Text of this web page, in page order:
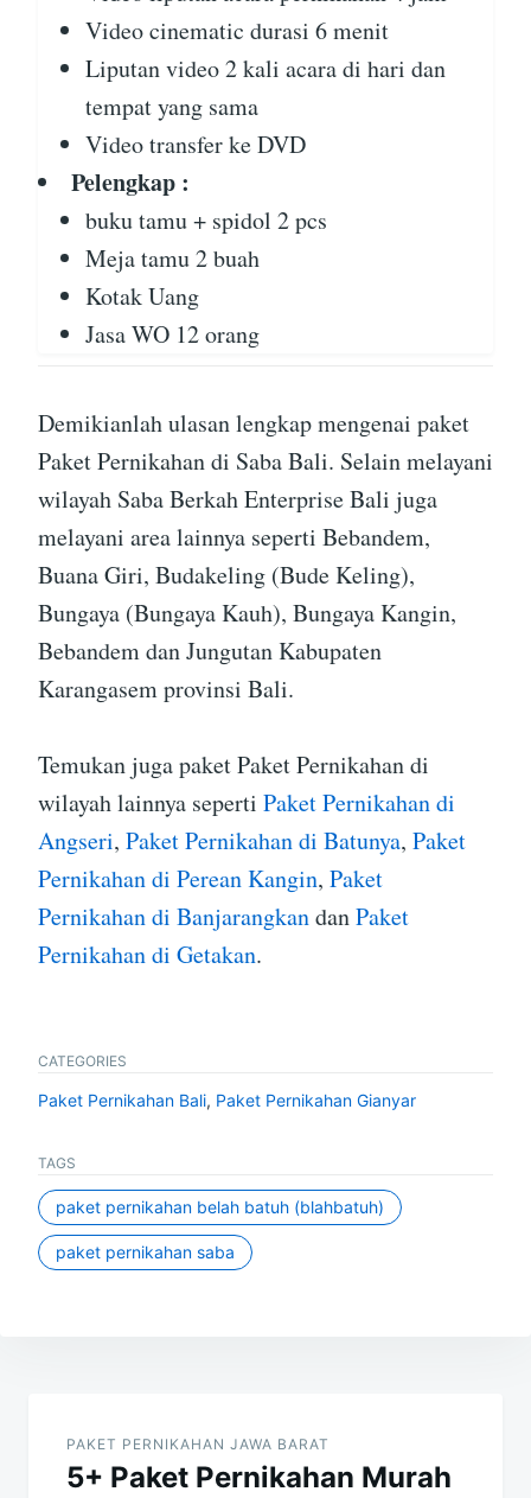
Video cinematic durasi 6 menit
Liputan video 2 kali acara di hari dan
tempat yang sama
Video transfer ke DVD
Pelengkap :
buku tamu + spidol 2 pcs
Meja tamu 2 buah
Kotak Uang
Jasa WO 12 orang
Demikianlah ulasan lengkap mengenai paket
Paket Pernikahan di Saba Bali. Selain melayani
wilayah Saba Berkah Enterprise Bali juga
melayani area lainnya seperti Bebandem,
Buana Giri, Budakeling (Bude Keling),
Bungaya (Bungaya Kauh), Bungaya Kangin,
Bebandem dan Jungutan Kabupaten
Karangasem provinsi Bali.
Temukan juga paket Paket Pernikahan di
wilayah lainnya seperti Paket Pernikahan di
Angseri, Paket Pernikahan di Batunya, Paket
Pernikahan di Perean Kangin, Paket
Pernikahan di BanjarangkandanPaket
Pernikahan di Getakan.
CATEGORIES
Paket Pernikahan Bali, Paket Pernikahan Gianyar
TAGS
paket pernikahan belah batuh (blahbatuh)
paket pernikahan saba
navigation
PAKET PERNIKAHAN JAWA BARAT
5+ Paket Pernikahan Murah